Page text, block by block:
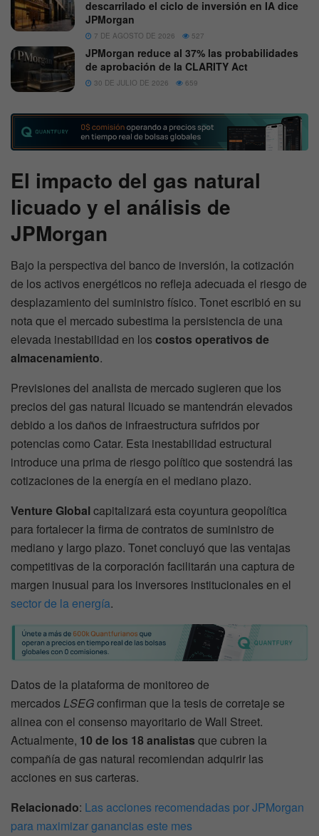
descarrilado el ciclo de inversión en IA dice
JPMorgan
7 DE AGOSTO DE 2026 527
JPMorgan reduce al 37% las probabilidades
de aprobación de la CLARITY Act
30 DE JULIO DE 2026 659
El impacto del gas natural
licuado y el análisis de
JPMorgan
Bajo la perspectiva del banco de inversión, la cotización
de los activos energéticos no refleja adecuada el riesgo de
desplazamiento del suministro físico. Tonet escribió en su
nota que el mercado subestima la persistencia de una
elevada inestabilidad en loscostos operativos de
almacenamiento.
Previsiones del analista de mercado sugieren que los
precios del gas natural licuado se mantendrán elevados
debido a los daños de infraestructura sufridos por
potencias como Catar. Esta inestabilidad estructural
introduce una prima de riesgo político que sostendrá las
cotizaciones de la energía en el mediano plazo.
Venture Globalcapitalizará esta coyuntura geopolítica
para fortalecer la firma de contratos de suministro de
mediano y largo plazo. Tonet concluyó que las ventajas
competitivas de la corporación facilitarán una captura de
margen inusual para los inversores institucionales en el
sector de la energía.
Datos de la plataforma de monitoreo de
mercados LSEGconfirman que la tesis de corretaje se
alinea con el consenso mayoritario de Wall Street.
Actualmente, 10 de los 18 analistas que cubren la
compañía de gas natural recomiendan adquirir las
acciones en sus carteras.
Relacionado: Las acciones recomendadas por JPMorgan
para maximizar ganancias este mes